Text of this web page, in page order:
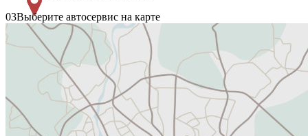
03Выберите автосервис на карте